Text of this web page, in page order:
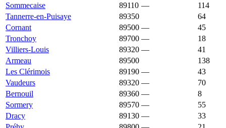
Sommecaise
89110 —
114
Tannerre-en-Puisaye
89350
64
Cornant
89500 —
45
Tronchoy
89700 —
18
Villiers-Louis
89320 —
41
Armeau
89500
138
Les Clérimois
89190 —
43
Vaudeurs
89320 —
70
Bernouil
89360 —
8
Sormery
89570 —
55
Dracy
89130 —
33